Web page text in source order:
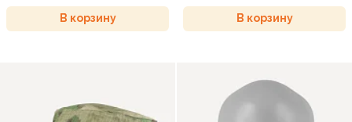
В корзину В корзину